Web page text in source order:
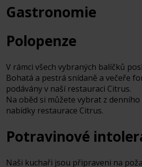
Gastronomie
Polopenze
V rámci všech vybraných balíčků
Bohatá a pestrá snídaně a večeře
podávány v naší restauraci Citrus.
Na oběd si můžete vybrat z
nabídky restaurace Citrus.
Potravinové
Naši kuchaři jsou připraveni na